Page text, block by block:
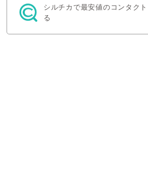
シルチカで最安値のコンタク
る